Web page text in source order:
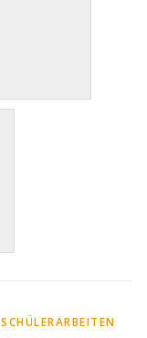
SCHÜLERARBEITEN